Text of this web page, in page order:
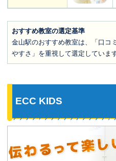
おすすめ教室の選定基準
金山駅のおすすめ教室は、「口コ
やすさ」を重視して選定しています
ECC KIDS